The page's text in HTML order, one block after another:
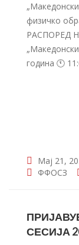
физичко
РАСПОРЕД
година 🕚
Мај 21,
ФФОСЗ
СЕСИЈА